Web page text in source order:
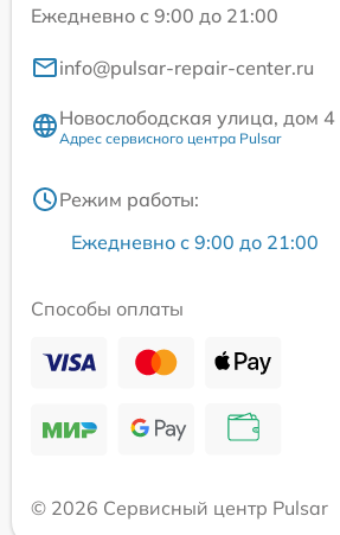
Ежедневно с 9:00 до 21:00
info@pulsar-repair-center.ru
Новослободская улица, дом 4
Адрес сервисного центра Pulsar
Режим работы:
Ежедневно с 9:00 до 21:00
Способы оплаты
© 2026 Сервисный центр Pulsar